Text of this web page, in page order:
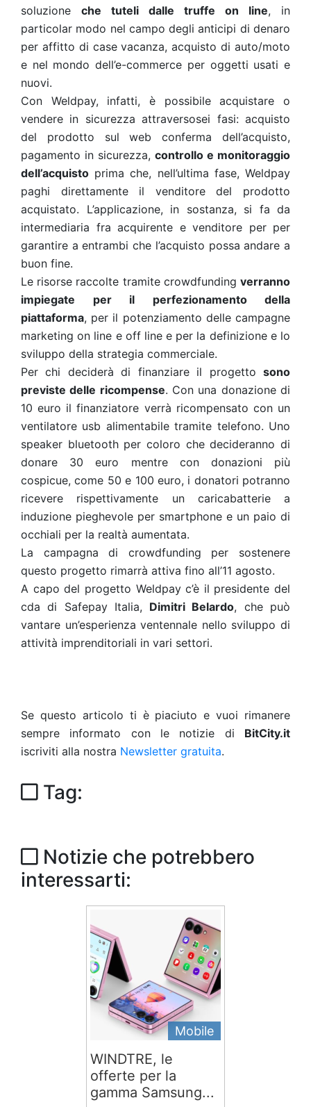
soluzione che tuteli dalle truffe on line, in
particolar modo nel campo degli anticipi di denaro
per affitto di case vacanza, acquisto di auto/moto
e nel mondo dell’e-commerce per oggetti usati e
nuovi.
Con Weldpay, infatti, è possibile acquistare o
vendere in sicurezza attraversosei fasi: acquisto
del prodotto sul web conferma dell’acquisto,
pagamento in sicurezza, controllo e monitoraggio
dell’acquisto prima che, nell’ultima fase, Weldpay
paghi direttamente il venditore del prodotto
acquistato. L’applicazione, in sostanza, si fa da
intermediaria fra acquirente e venditore per per
garantire a entrambi che l’acquisto possa andare a
buon fine.
Le risorse raccolte tramite crowdfunding verranno
impiegate per il perfezionamento della
piattaforma, per il potenziamento delle campagne
marketing on line e off line e per la definizione e lo
sviluppo della strategia commerciale.
Per chi deciderà di finanziare il progetto sono
previste delle ricompense. Con una donazione di
10 euro il finanziatore verrà ricompensato con un
ventilatore usb alimentabile tramite telefono. Uno
speaker bluetooth per coloro che decideranno di
donare 30 euro mentre con donazioni più
cospicue, come 50 e 100 euro, i donatori potranno
ricevere rispettivamente un caricabatterie a
induzione pieghevole per smartphone e un paio di
occhiali per la realtà aumentata.
La campagna di crowdfunding per sostenere
questo progetto rimarrà attiva fino all’11 agosto.
A capo del progetto Weldpay c’è il presidente del
cda di Safepay Italia, Dimitri Belardo, che può
vantare un’esperienza ventennale nello sviluppo di
attività imprenditoriali in vari settori.
Se questo articolo ti è piaciuto e vuoi rimanere
sempre informato con le notizie di BitCity.it
iscriviti alla nostra Newsletter gratuita.
Tag:
Notizie che potrebbero
interessarti:
Mobile
WINDTRE, le
offerte per la
gamma Samsung...